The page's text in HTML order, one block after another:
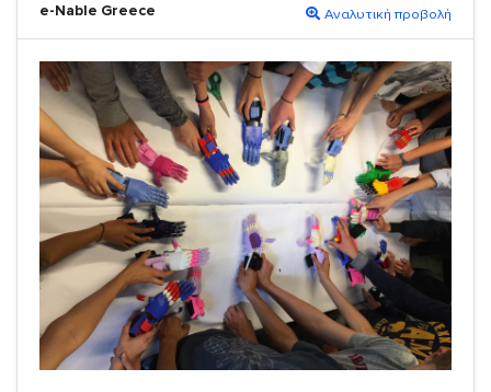
e-Nable Greece Αναλυτική προβολή